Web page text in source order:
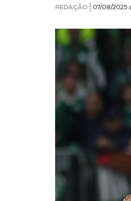
REDAÇÃO 07/08/2025